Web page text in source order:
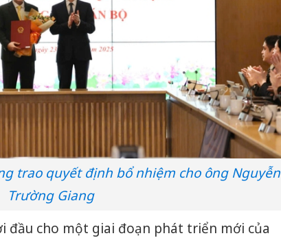
trao quyết định bổ nhiệm cho ông Nguyễn
Trường Giang
đầu cho một giai đoạn phát triển mới của